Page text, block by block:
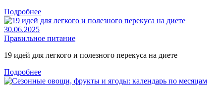
Подробнее
30.06.2025
Правильное питание
19 идей для легкого и полезного перекуса на диете
Подробнее